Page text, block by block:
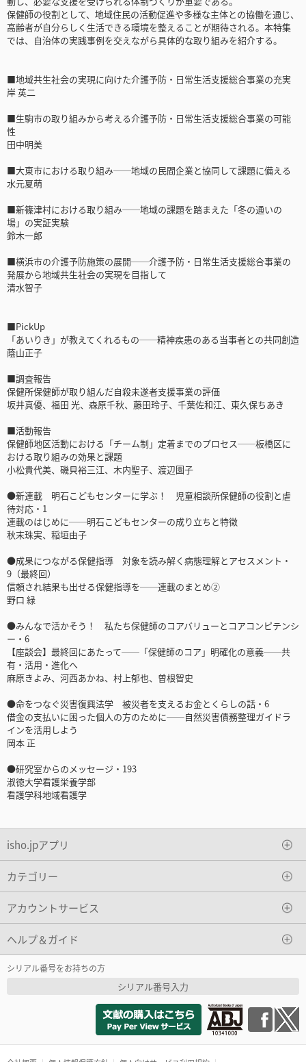
保健師の役割として、地域住民の活動促進や多様な主体との協働を通じ、
高齢者が自分らしく生活できる環境を整えることが期待される。本特集
では、自治体の実践事例を交えながら具体的な取り組みを紹介する。
■地域共生社会の実現に向けた介護予防・日常生活支援総合事業の充実
岸 英二
■生駒市の取り組みから考える介護予防・日常生活支援総合事業の可能
性
田中明美
■大東市における取り組み──地域の民間企業と協同して課題に備える
水元夏萌
■新篠津村における取り組み──地域の課題を踏まえた「冬の通いの
場」の実証実験
鈴木一郎
■横浜市の介護予防施策の展開──介護予防・日常生活支援総合事業の
発展から地域共生社会の実現を目指して
清水智子
■PickUp
「あいりき」が教えてくれるもの──精神疾患のある当事者との共同創造
蔭山正子
■調査報告
保健所保健師が取り組んだ自殺未遂者支援事業の評価
坂井真優、福田 光、森原千秋、藤田玲子、千葉佐和江、東久保ちあき
■活動報告
保健師地区活動における「チーム制」定着までのプロセス──板橋区に
おける取り組みの効果と課題
小松貴代美、磯貝裕三江、木内聖子、渡辺園子
●新連載 明石こどもセンターに学ぶ！ 児童相談所保健師の役割と虐
待対応・1
連載のはじめに──明石こどもセンターの成り立ちと特徴
秋末珠実、稲垣由子
●成果につながる保健指導 対象を読み解く病態理解とアセスメント・
9（最終回）
信頼され結果も出せる保健指導を──連載のまとめ②
野口 緑
●みんなで活かそう！ 私たち保健師のコアバリューとコアコンピテンシ
ー・6
【座談会】最終回にあたって──「保健師のコア」明確化の意義──共
有・活用・進化へ
麻原きよみ、河西あかね、村上郁也、曽根智史
●命をつなぐ災害復興法学 被災者を支えるお金とくらしの話・6
借金の支払いに困った個人の方のために──自然災害債務整理ガイドラ
インを活用しよう
岡本 正
●研究室からのメッセージ・193
淑徳大学看護栄養学部
看護学科地域看護学
isho.jpアプリ
カテゴリー
アカウントサービス
ヘルプ＆ガイド
シリアル番号をお持ちの方
シリアル番号入力